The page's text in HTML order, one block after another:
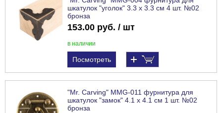
шкатулок "уголок" 3.3 x 3.3 см 4 шт. №02
бронза
153.00 руб. / шт
в наличии
Посмотреть
"Mr. Carving" MMG-011 фурнитура для
шкатулок "замок" 4.1 x 4.1 см 1 шт. №02
бронза